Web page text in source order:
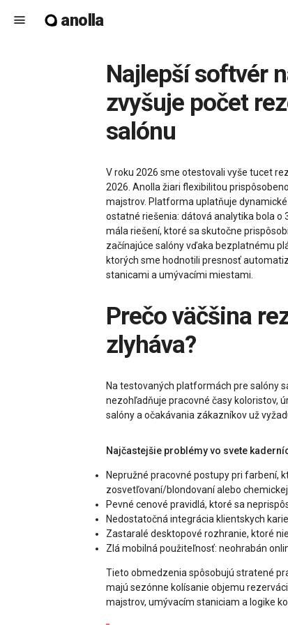
menu anolla
Najlepší softvér na rezervácie kaderníctva v roku 2026 – ako Anolla
zvyšuje počet
salónu
V roku 2026 sme otestovali vyše tucet
2026. Anolla žiari flexibilitou
majstrov. Platforma uplatňuje
ostatné riešenia: dátová analytika bola o
mála riešení, ktoré sa skutočne
začínajúce salóny vďaka bezplatnému
ktorých sme hodnotili presnosť
stanicami a umývacími miestami.
Prečo väčšina rezervačného softvéru pre kadernícke salóny stále
zlyháva?
Na testovaných platformách pre salóny
nezohľadňuje pracovné časy koloristov,
salóny a očakávania zákazníkov už
Najčastejšie problémy vo svete
Nepružné pracovné postupy pri farbení,
zosvetľovaní/blondovaní alebo chemickej
Pevné cenové pravidlá, ktoré sa
Nedostatočná integrácia klientskych
Zastaralé desktopové rozhranie, ktoré
Zlá mobilná použiteľnosť: neohrabán
Tieto obmedzenia spôsobujú stratené
majú sezónne kolísanie objemu
majstrov, umývacím staniciam a logike